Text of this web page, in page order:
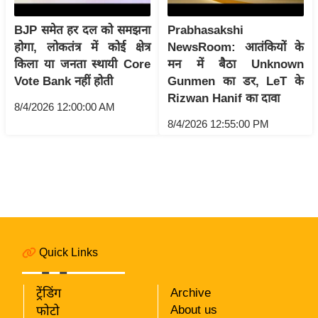
c
k
L
k
स
चु
ना
BJP समेत हर दल को समझना
होगा, लोकतंत्र में कोई क्षेत्र
किला या जनता स्थायी Core
Vote Bank नहीं होती
8/4/2026 12:00:00 AM
Prabhasakshi
NewsRoom: आतंकियों के
मन में बैठा Unknown
Gunmen का डर, LeT के
Rizwan Hanif का दावा
8/4/2026 12:55:00 PM
Quick Links
ट्रेंडिंग
फोटो
Archive
About us